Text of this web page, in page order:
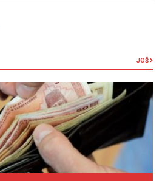
JOŠ